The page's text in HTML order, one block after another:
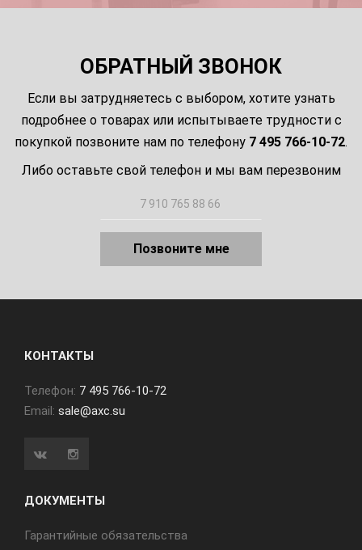
ОБРАТНЫЙ ЗВОНОК
Если вы затрудняетесь с выбором, хотите узнать
подробнее о товарах или испытываете трудности с
покупкой позвоните нам по телефону 7 495 766-10-72.
Либо оставьте свой телефон и мы вам перезвоним
Позвоните мне
КОНТАКТЫ
Телефон: 7 495 766-10-72
Email: sale@axc.su
ДОКУМЕНТЫ
Гарантийные обязательства